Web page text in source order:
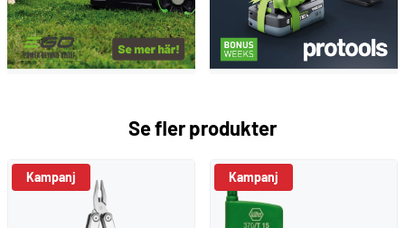
Se fler produkter
Kampanj Kampanj